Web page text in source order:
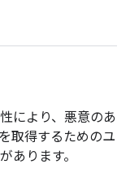
により、悪意のあ
取得するためのユ
あります。